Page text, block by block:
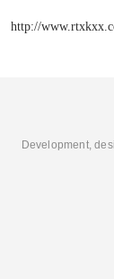
http://
Development,